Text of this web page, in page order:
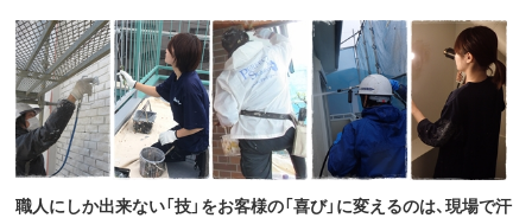
職人にしか出来ない「技」をお客様の「喜び」に変えるのは、現場で汗